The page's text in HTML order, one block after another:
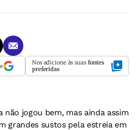
Nos adicione às suas fontes
preferidas
não jogou bem, mas ainda assim
grandes sustos pela estreia em